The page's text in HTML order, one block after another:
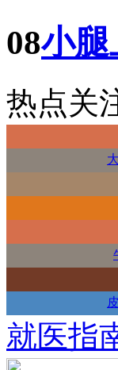
08小腿
热点关
就医指